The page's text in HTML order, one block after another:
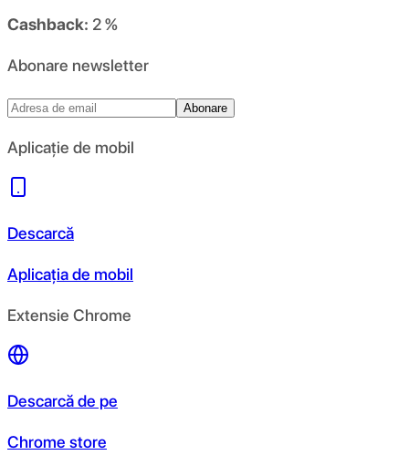
Cashback: 2 %
Abonare newsletter
Abonare
Aplicație de mobil
Descarcă
Aplicația de mobil
Extensie Chrome
Descarcă de pe
Chrome store